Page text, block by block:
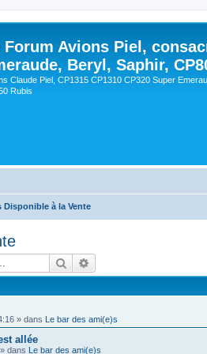
Forum Avions Piel,
Beryl, Saphir,
Claude Piel, CP1315 CP1310 CP320 Super
Rubis
Disponible à la Vente
Rechercher
» dans Le bar des ami(e)s
allée
» dans Le bar des ami(e)s